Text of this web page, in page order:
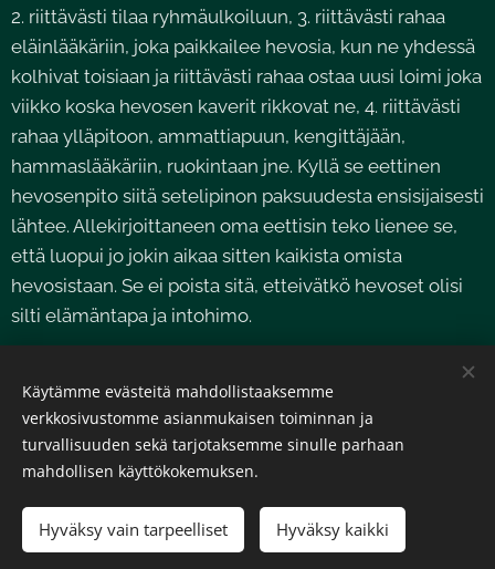
2. riittävästi tilaa ryhmäulkoiluun, 3. riittävästi rahaa
eläinlääkäriin, joka paikkailee hevosia, kun ne yhdessä
kolhivat toisiaan ja riittävästi rahaa ostaa uusi loimi joka
viikko koska hevosen kaverit rikkovat ne, 4. riittävästi
rahaa ylläpitoon, ammattiapuun, kengittäjään,
hammaslääkäriin, ruokintaan jne. Kyllä se eettinen
hevosenpito siitä setelipinon paksuudesta ensisijaisesti
lähtee. Allekirjoittaneen oma eettisin teko lienee se,
että luopui jo jokin aikaa sitten kaikista omista
hevosistaan. Se ei poista sitä, etteivätkö hevoset olisi
silti elämäntapa ja intohimo.
Share
© 2026 Suomen Hevosurheiluliitto.Kaikki oikeudet pidätetään.
Evästeet
Käytämme evästeitä mahdollistaaksemme
verkkosivustomme asianmukaisen toiminnan ja
turvallisuuden sekä tarjotaksemme sinulle parhaan
mahdollisen käyttökokemuksen.
Hyväksy vain tarpeelliset Hyväksy kaikki